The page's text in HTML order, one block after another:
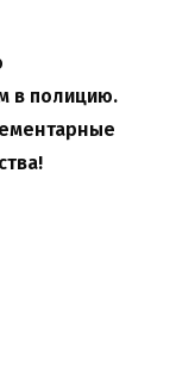
в полицию.